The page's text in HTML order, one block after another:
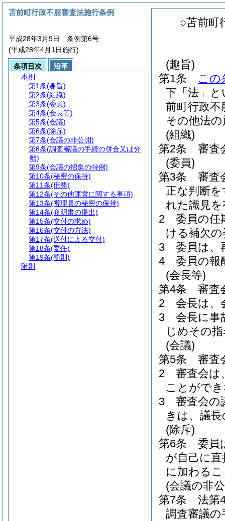
○苫前町
(趣旨)
第1条
この
下「法」と
前町行政不
その他法
(組織)
第2条
審査
(委員)
第3条
審査
正な判断
れた識見
2
委員の任
ける補欠
3
委員は、
4
委員の報
(会長等)
第4条
審査
2
会長は、
3
会長に事
じめその
(会議)
第5条
審査
2
審査会は
ことがで
3
審査会の
きは、議
(除斥)
第6条
委員
が自己に
に加わる
(会議の非
第7条
法第
調査審議
苫前町行政不服審査法施行条例
平成28年3月9日 条例第6号
(平成28年4月1日施行)
条項目次
沿革
本則
第1条(趣旨)
第2条(組織)
第3条(委員)
第4条(会長等)
第5条(会議)
第6条(除斥)
第7条(会議の非公開)
第8条(調査審議の手続の併合又は分
離)
第9条(会議の招集の特例)
第10条(秘密の保持)
第11条(庶務)
第12条(その他運営に関する事項)
第13条(審理員の秘密の保持)
第14条(弁明書の提出)
第15条(交付の求め)
第16条(交付の方法)
第17条(送付による交付)
第18条(委任)
第19条(罰則)
附則